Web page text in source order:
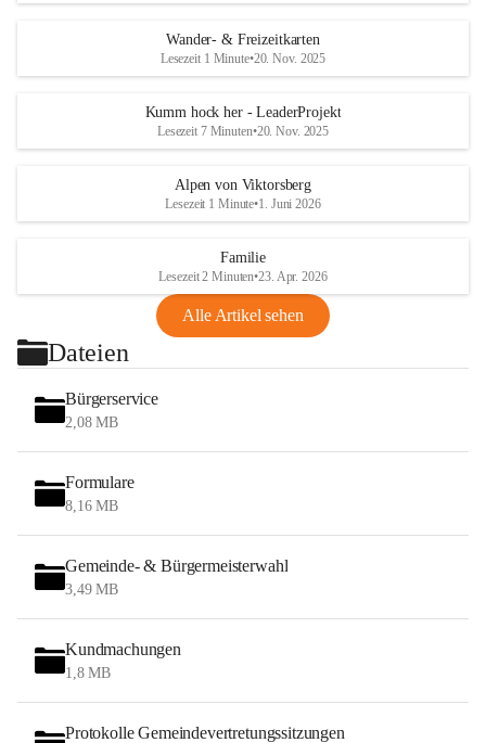
Wander- & Freizeitkarten
Lesezeit 1 Minute•20. Nov. 2025
Kumm hock her - LeaderProjekt
Lesezeit 7 Minuten•20. Nov. 2025
Alpen von Viktorsberg
Lesezeit 1 Minute•1. Juni 2026
Familie
Lesezeit 2 Minuten•23. Apr. 2026
Alle Artikel sehen
Dateien
Bürgerservice
2,08 MB
Formulare
8,16 MB
Gemeinde- & Bürgermeisterwahl
3,49 MB
Kundmachungen
1,8 MB
Protokolle Gemeindevertretungssitzungen